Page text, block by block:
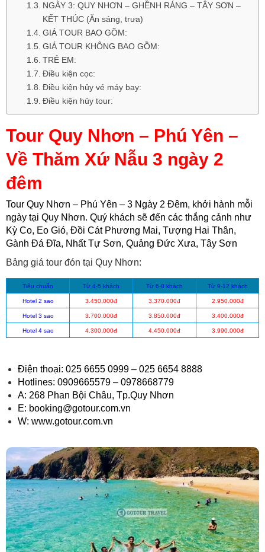
NGÀY 3: QUY NHƠN – GHỀNH RÁNG – TÂY SƠN –
KẾT THÚC (Ăn sáng, trưa)
GIÁ TOUR BAO GỒM:
GIÁ TOUR KHÔNG BAO GỒM:
TRẺ EM:
Điều kiện cọc:
Điều kiện hủy vé máy bay:
Điều kiện hủy tour:
Tour Quy Nhơn – Phú Yên –
Về Thăm Xứ Nẫu 3 ngày 2
đêm
Tour Quy Nhơn – Phú Yên – 3 Ngày 2 Đêm, khởi hành mỗi
ngày tại Quy Nhơn. Quý khách sẽ đến các thắng cảnh như
Kỳ Co, Eo Gió, Đồi Cát Phương Mai, Tượng Hai Thân,
Gành Đá Đĩa, Nhất Tự Sơn, Quảng Đức Xưa, Tây Sơn
Bảng giá tour đón tại Quy Nhơn:
Tiêu chuẩn Từ 4-5 khách Từ 6-8 khách Từ 9-12 khách
Hotel 2 sao 3.450.000đ 3.370.000đ 2.950.000đ
Hotel 3 sao 3.700.000đ 3.850.000đ 3.400.000đ
Hotel 4 sao 4.300.000đ 4.450.000đ 3.990.000đ
Điện thoại: 025 6655 0999 – 025 6654 8888
Hotlines: 0909665579 – 0978668779
A: 268 Phan Bội Châu, Tp.Quy Nhơn
E: booking@gotour.com.vn
W: www.gotour.com.vn